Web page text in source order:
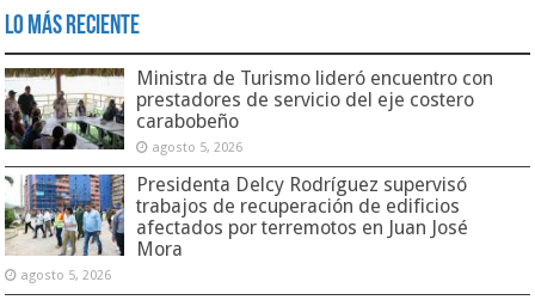
Lo Más Reciente
Ministra de Turismo lideró encuentro con
prestadores de servicio del eje costero
carabobeño
agosto 5, 2026
Presidenta Delcy Rodríguez supervisó
trabajos de recuperación de edificios
afectados por terremotos en Juan José
Mora
agosto 5, 2026